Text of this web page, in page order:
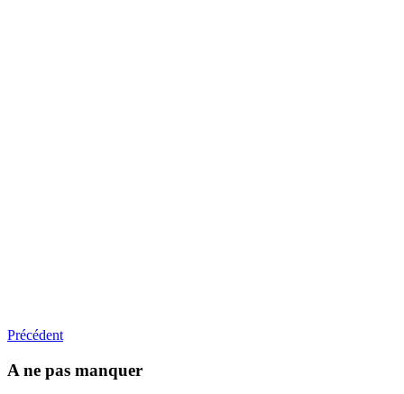
Précédent
A ne pas manquer